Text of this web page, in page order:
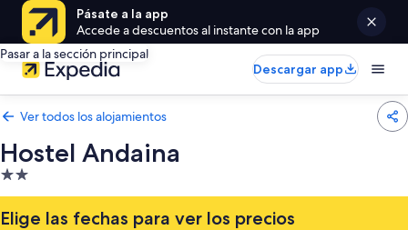
Pásate a la app
Accede a descuentos al instante con la app
Pasar a la sección principal
Descargar app
Ver todos los alojamientos
Hostel Andaina
Alojamiento
de
2.0 estrellas
Elige las fechas para ver los precios